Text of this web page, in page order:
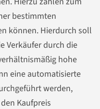
bestimmten
können. Hierdurch soll
Verkäufer durch die
hohe
eine automatisierte
werden,
Kaufpreis